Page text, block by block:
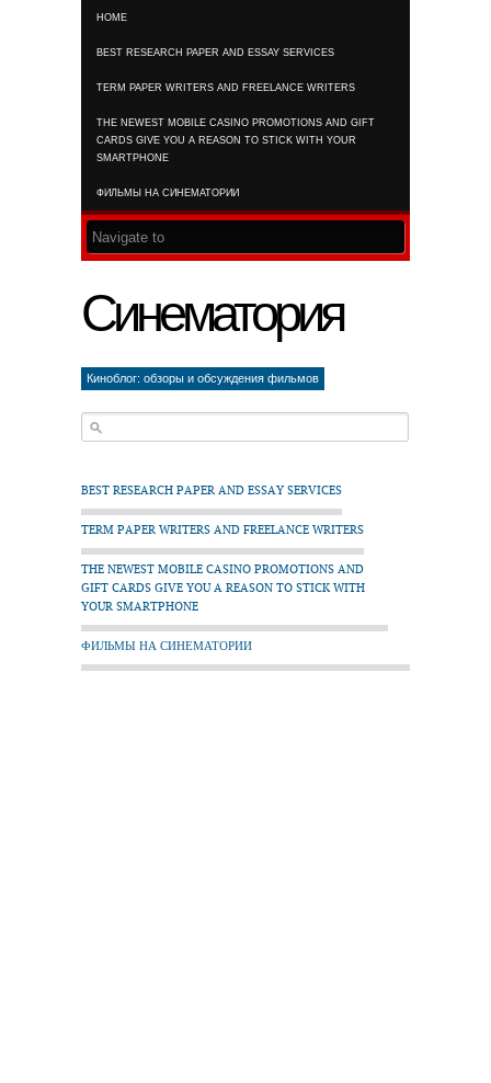
HOME
BEST RESEARCH PAPER AND ESSAY SERVICES
TERM PAPER WRITERS AND FREELANCE WRITERS
THE NEWEST MOBILE CASINO PROMOTIONS AND GIFT
CARDS GIVE YOU A REASON TO STICK WITH YOUR
SMARTPHONE
ФИЛЬМЫ НА СИНЕМАТОРИИ
Синематория
Киноблог: обзоры и обсуждения фильмов
BEST RESEARCH PAPER AND ESSAY SERVICES
TERM PAPER WRITERS AND FREELANCE WRITERS
THE NEWEST MOBILE CASINO PROMOTIONS AND
GIFT CARDS GIVE YOU A REASON TO STICK WITH
YOUR SMARTPHONE
ФИЛЬМЫ НА СИНЕМАТОРИИ